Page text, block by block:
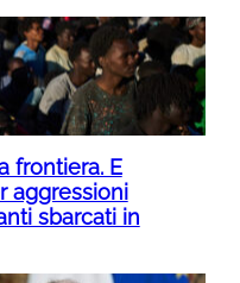
frontiera. E
aggressioni
sbarcati in